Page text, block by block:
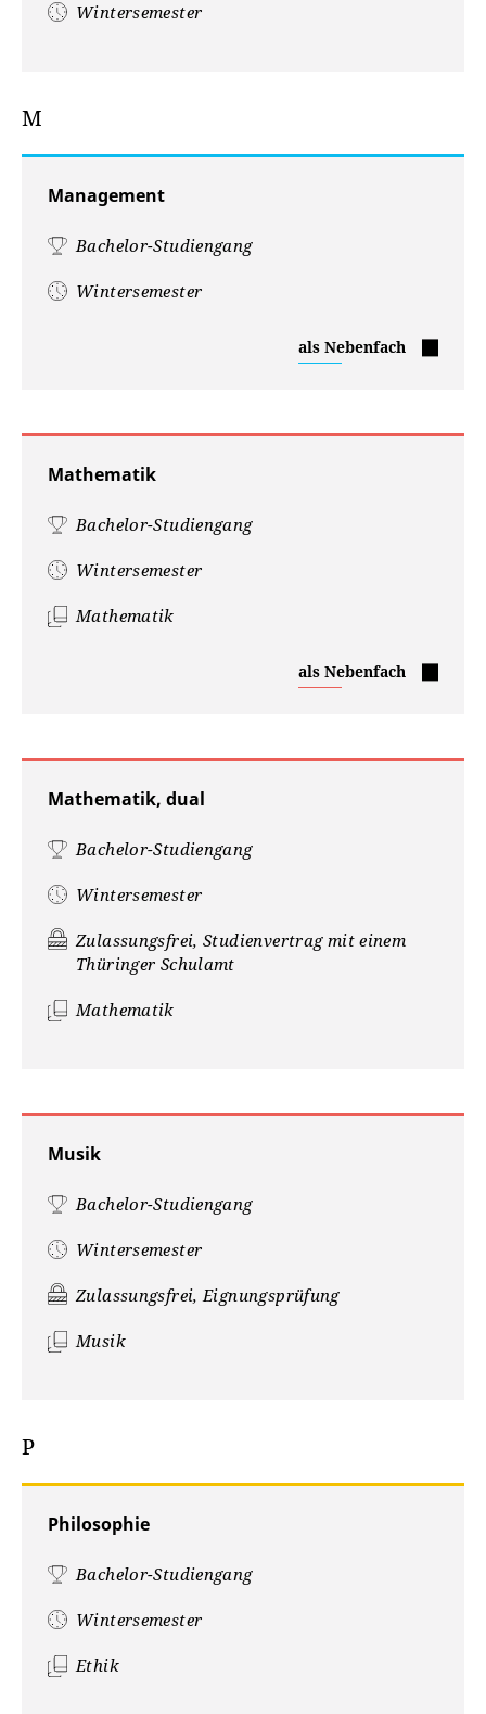
Wintersemester
M
Management
Bachelor-Studiengang
Wintersemester
Management
als Nebenfach
Mathematik
Bachelor-Studiengang
Wintersemester
Mathematik
Mathematik
als Nebenfach
Mathematik, dual
Bachelor-Studiengang
Wintersemester
Zulassungsfrei, Studienvertrag mit einem
Thüringer Schulamt
Mathematik
Musik
Bachelor-Studiengang
Wintersemester
Zulassungsfrei, Eignungsprüfung
Musik
P
Philosophie
Bachelor-Studiengang
Wintersemester
Ethik